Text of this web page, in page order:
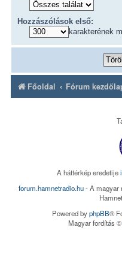
Hozzászólások első:
karakterének
Főoldal Fórum
A háttérkép eredetije
forum.hamnetradio.hu- A magyar
Powered byphpBB®
Magyar fordítás ©